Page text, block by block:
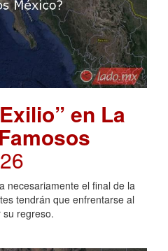
en La
necesariamente el final de la
tendrán que enfrentarse al
regreso.